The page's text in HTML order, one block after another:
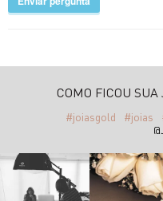
COMO FICOU
#joiasgold #joias